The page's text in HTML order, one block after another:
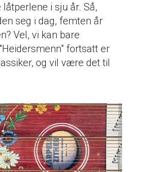
i sju år. Så,
seg i dag, femten år
Vel, vi kan bare
fortsatt er
og vil være det til